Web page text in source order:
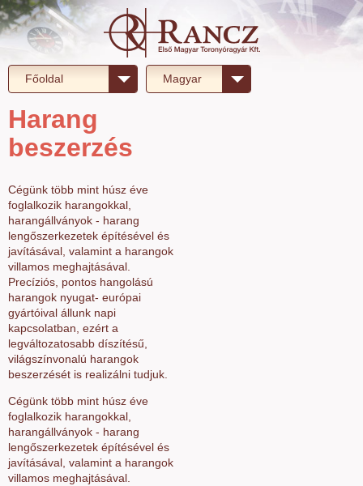
Főoldal Magyar
Harang
beszerzés
Cégünk több mint húsz éve
foglalkozik harangokkal,
harangállványok - harang
lengőszerkezetek építésével és
javításával, valamint a harangok
villamos meghajtásával.
Precíziós, pontos hangolású
harangok nyugat- európai
gyártóival állunk napi
kapcsolatban, ezért a
legváltozatosabb díszítésű,
világszínvonalú harangok
beszerzését is realizálni tudjuk.
Cégünk több mint húsz éve
foglalkozik harangokkal,
harangállványok - harang
lengőszerkezetek építésével és
javításával, valamint a harangok
villamos meghajtásával.